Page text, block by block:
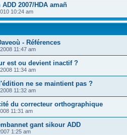
2007/HDA amañ
10:24 am
- Références
11:47 am
est ou devient inactif ?
11:34 am
ne se maintient pas ?
11:32 am
du correcteur orthographique
11:31 am
gant sikour ADD
1:25 am